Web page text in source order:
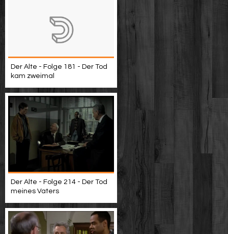
Der Alte - Folge 181 - Der Tod
kam zweimal
Der Alte - Folge 214 - Der Tod
meines Vaters